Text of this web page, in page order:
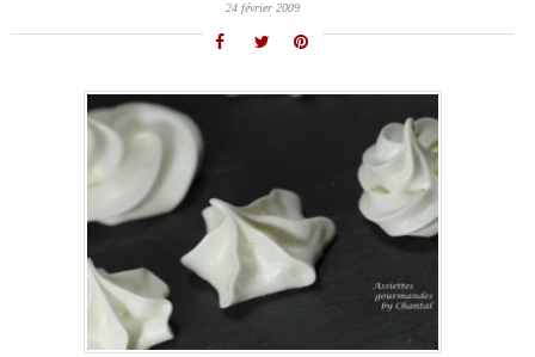
24 février 2009